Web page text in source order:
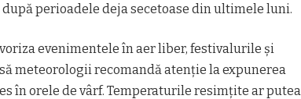
perioadele deja secetoase din ultimele luni.
evenimentele în aer liber, festivalurile și
meteorologii recomandă atenție la expunerea
în orele de vârf. Temperaturile resimțite ar putea